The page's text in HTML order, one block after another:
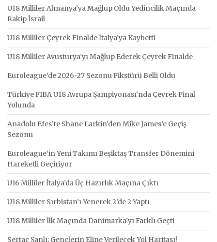
U18 Milliler Almanya’ya Mağlup Oldu Yedincilik Maçında
Rakip İsrail
U18 Milliler Çeyrek Finalde İtalya’ya Kaybetti
U18 Milliler Avusturya’yı Mağlup Ederek Çeyrek Finalde
Euroleague’de 2026-27 Sezonu Fikstürü Belli Oldu
Türkiye FIBA U18 Avrupa Şampiyonası’nda Çeyrek Final
Yolunda
Anadolu Efes’te Shane Larkin’den Mike James’e Geçiş
Sezonu
Euroleague’in Yeni Takımı Beşiktaş Transfer Dönemini
Hareketli Geçiriyor
U16 Milliler İtalya’da Üç Hazırlık Maçına Çıktı
U18 Milliler Sırbistan’ı Yenerek 2’de 2 Yaptı
U18 Milliler İlk Maçında Danimarka’yı Farklı Geçti
Sertaç Şanlı; Gençlerin Eline Verilecek Yol Haritası!